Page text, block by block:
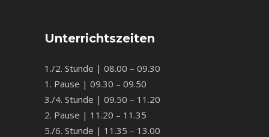
Unterrichtszeiten
1./2. Stunde | 08.00 – 09.30
1. Pause | 09.30 – 09.50
3./4. Stunde | 09.50 – 11.20
2. Pause | 11.20 – 11.35
5./6. Stunde | 11.35 – 13.00